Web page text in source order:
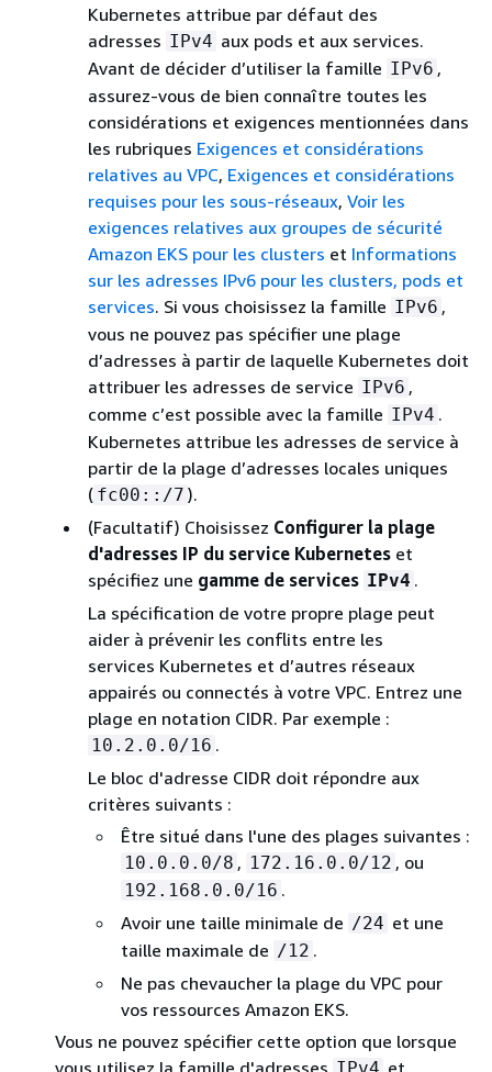
Kubernetes attribue par défaut des
adresses IPv4 aux pods et aux services.
Avant de décider d’utiliser la famille IPv6 ,
assurez-vous de bien connaître toutes les
considérations et exigences mentionnées dans
les rubriques Exigences et considérations
relatives au VPC, Exigences et considérations
requises pour les sous-réseaux, Voir les
exigences relatives aux groupes de sécurité
Amazon EKS pour les clusters et Informations
sur les adresses IPv6 pour les clusters, pods et
services. Si vous choisissez la famille IPv6 ,
vous ne pouvez pas spécifier une plage
d’adresses à partir de laquelle Kubernetes doit
attribuer les adresses de service IPv6 ,
comme c’est possible avec la famille IPv4 .
Kubernetes attribue les adresses de service à
partir de la plage d’adresses locales uniques
( fc00::/7 ).
(Facultatif) Choisissez Configurer la plage
d'adresses IP du service Kubernetes et
spécifiez une gamme de services IPv4 .
La spécification de votre propre plage peut
aider à prévenir les conflits entre les
services Kubernetes et d’autres réseaux
appairés ou connectés à votre VPC. Entrez une
plage en notation CIDR. Par exemple :
10.2.0.0/16 .
Le bloc d'adresse CIDR doit répondre aux
critères suivants :
Être situé dans l'une des plages suivantes :
10.0.0.0/8 , 172.16.0.0/12 , ou
192.168.0.0/16 .
Avoir une taille minimale de /24 et une
taille maximale de /12 .
Ne pas chevaucher la plage du VPC pour
vos ressources Amazon EKS.
Vous ne pouvez spécifier cette option que lorsque
vous utilisez la famille d'adresses IPv4 et